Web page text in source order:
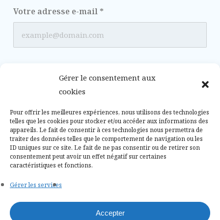
Gérer le consentement aux
cookies
Pour offrir les meilleures expériences, nous utilisons des technologies
telles que les cookies pour stocker et/ou accéder aux informations des
appareils. Le fait de consentir à ces technologies nous permettra de
traiter des données telles que le comportement de navigation ou les
ID uniques sur ce site. Le fait de ne pas consentir ou de retirer son
consentement peut avoir un effet négatif sur certaines
caractéristiques et fonctions.
Gérer les services
Accepter
Votre adresse e-mail *
Votre numéro de télephone
Votre Projet